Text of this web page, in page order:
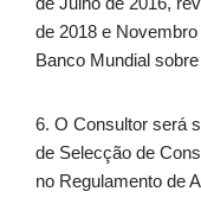
de 2018 e
Banco Mundial
6. O Consultor será
de Selecção de
no Regulamento de